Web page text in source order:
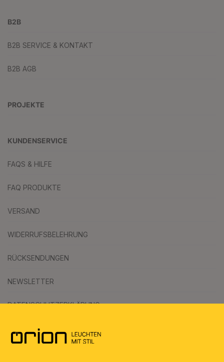
B2B
B2B SERVICE & KONTAKT
B2B AGB
PROJEKTE
KUNDENSERVICE
FAQS & HILFE
FAQ PRODUKTE
VERSAND
WIDERRUFSBELEHRUNG
RÜCKSENDUNGEN
NEWSLETTER
DATENSCHUTZERKLÄRUNG